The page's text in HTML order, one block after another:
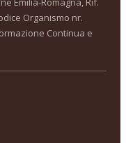
Organismo nr.
Continua e